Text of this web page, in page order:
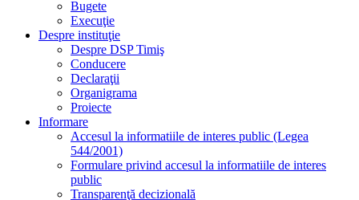
Bugete
Execuţie
Despre instituţie
Despre DSP Timiş
Conducere
Declaraţii
Organigrama
Proiecte
Informare
Accesul la informatiile de interes public (Legea
544/2001)
Formulare privind accesul la informatiile de interes
public
Transparenţă decizională